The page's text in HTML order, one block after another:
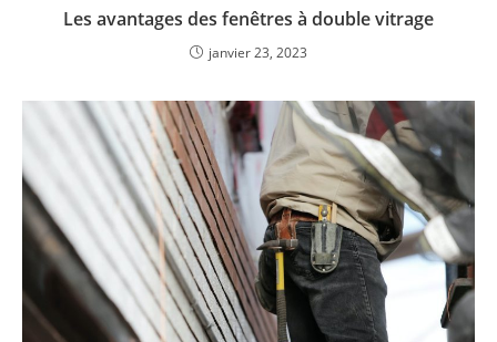
Les avantages des fenêtres à double vitrage
janvier 23, 2023